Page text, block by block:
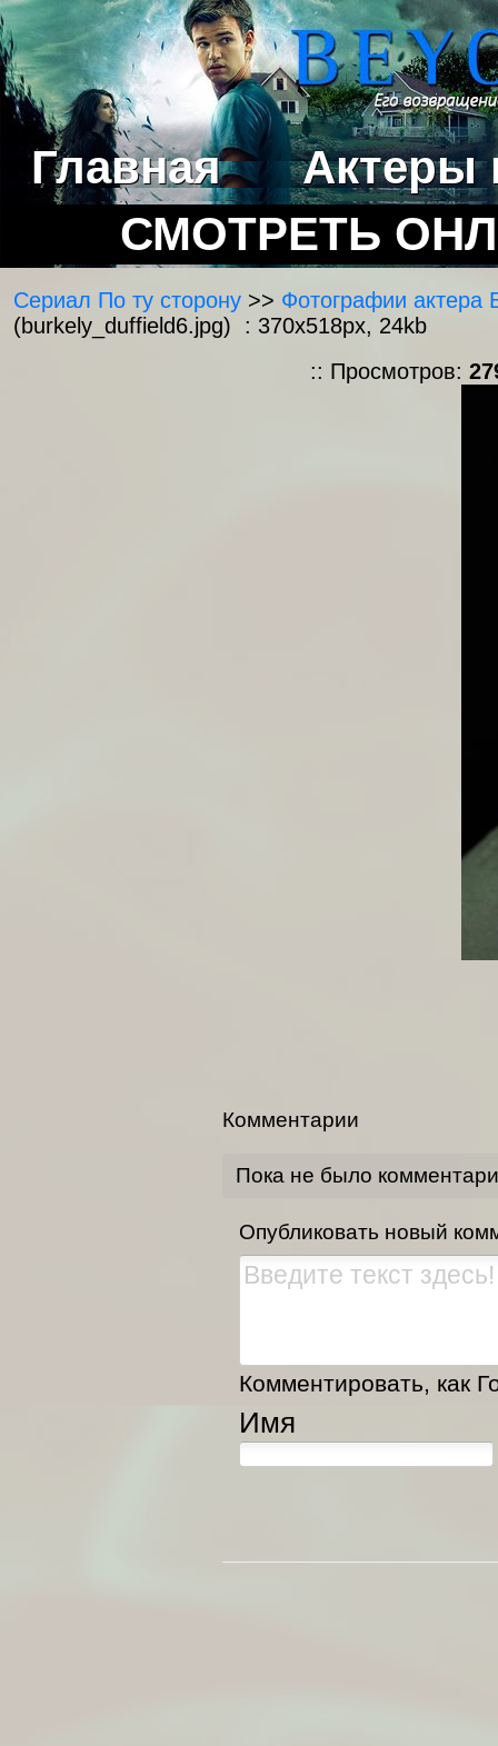
Главная
Актеры
СМОТРЕТЬ
Сериал По ту сторону >> Фотографии актера
(burkely_duffield6.jpg) : 370x518px, 24kb
:: Просмотров:
Комментарии
Пока не было
Опубликовать новый
Комментировать, как
Имя